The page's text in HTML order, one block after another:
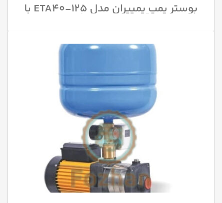
بوستر پمپ پمپیران مدل 125-ETA40 با
قدرت 4 اسب بخار